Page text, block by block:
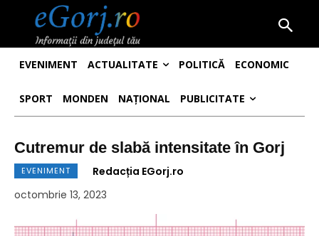
EVENIMENT ACTUALITATE POLITICĂ ECONOMIC
SPORT MONDEN NAȚIONAL PUBLICITATE
Cutremur de slabă intensitate în Gorj
EVENIMENT
Redacția EGorj.ro
octombrie 13, 2023